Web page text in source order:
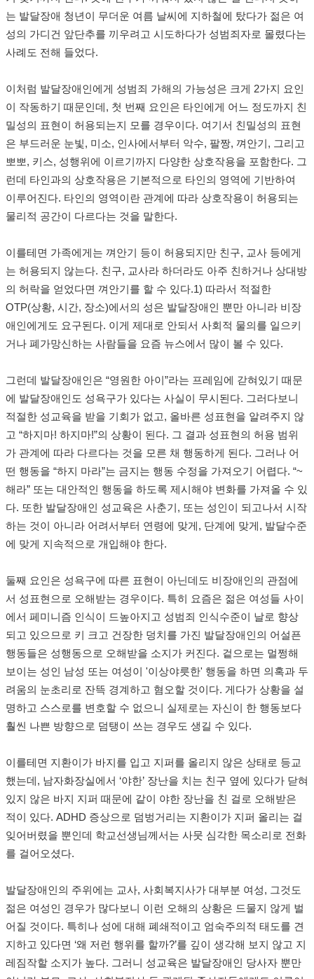
는 발달장애 청년이 무더운 여름 날씨에 지하철에 탔다가 젊은 여
성의 가디건 앞단추를 끼우려고 시도하다가 성범죄자로 몰렸다는
사례도 전해 들었다.
이처럼 발달장애인에게 성범죄 가해의 가능성은 크게 2가지 요인
이 작동하기 때문인데, 첫 번째 요인은 타인에게 어느 정도까지 친
밀성의 표현이 허용되는지 모를 경우이다. 여기서 친밀성의 표현
은 부드러운 눈빛, 미소, 인사에서부터 악수, 팔짱, 껴안기, 그리고
뽀뽀, 키스, 성행위에 이르기까지 다양한 상호작용을 포함한다. 그
런데 타인과의 상호작용은 기본적으로 타인의 영역에 기반하여
이루어진다. 타인의 영역이란 관계에 따라 상호작용이 허용되는
물리적 공간이 다르다는 것을 말한다.
이를테면 가족에게는 껴안기 등이 허용되지만 친구, 교사 등에게
는 허용되지 않는다. 친구, 교사라 하더라도 아주 친하거나 상대방
의 허락을 얻었다면 껴안기를 할 수 있다.1) 따라서 적절한
OTP(상황, 시간, 장소)에서의 성은 발달장애인 뿐만 아니라 비장
애인에게도 요구된다. 이게 제대로 안되서 사회적 물의를 일으키
거나 폐가망신하는 사람들을 요즘 뉴스에서 많이 볼 수 있다.
그런데 발달장애인은 “영원한 아이”라는 프레임에 갇혀있기 때문
에 발달장애인도 성욕구가 있다는 사실이 무시된다. 그러다보니
적절한 성교육을 받을 기회가 없고, 올바른 성표현을 알려주지 않
고 “하지마! 하지마!”의 상황이 된다. 그 결과 성표현의 허용 범위
가 관계에 따라 다르다는 것을 모른 채 행동하게 된다. 그러나 어
떤 행동을 “하지 마라”는 금지는 행동 수정을 가져오기 어렵다. “~
해라” 또는 대안적인 행동을 하도록 제시해야 변화를 가져올 수 있
다. 또한 발달장애인 성교육은 사춘기, 또는 성인이 되고나서 시작
하는 것이 아니라 어려서부터 연령에 맞게, 단계에 맞게, 발달수준
에 맞게 지속적으로 개입해야 한다.
둘째 요인은 성욕구에 따른 표현이 아닌데도 비장애인의 관점에
서 성표현으로 오해받는 경우이다. 특히 요즘은 젊은 여성들 사이
에서 페미니즘 인식이 드높아지고 성범죄 인식수준이 날로 향상
되고 있으므로 키 크고 건장한 덩치를 가진 발달장애인의 어설픈
행동들은 성행동으로 오해받을 소지가 커진다. 겉으로는 멀쩡해
보이는 성인 남성 또는 여성이 '이상야릇한' 행동을 하면 의혹과 두
려움의 눈초리로 잔뜩 경계하고 혐오할 것이다. 게다가 상황을 설
명하고 스스로를 변호할 수 없으니 실제로는 자신이 한 행동보다
훨씬 나쁜 방향으로 덤탱이 쓰는 경우도 생길 수 있다.
이를테면 지환이가 바지를 입고 지퍼를 올리지 않은 상태로 등교
했는데, 남자화장실에서 ‘야한’ 장난을 치는 친구 옆에 있다가 닫혀
있지 않은 바지 지퍼 때문에 같이 야한 장난을 친 걸로 오해받은
적이 있다. ADHD 증상으로 덤벙거리는 지환이가 지퍼 올리는 걸
잊어버렸을 뿐인데 학교선생님께서는 사뭇 심각한 목소리로 전화
를 걸어오셨다.
발달장애인의 주위에는 교사, 사회복지사가 대부분 여성, 그것도
젊은 여성인 경우가 많다보니 이런 오해의 상황은 드물지 않게 벌
어질 것이다. 특히나 성에 대해 폐쇄적이고 엄숙주의적 태도를 견
지하고 있다면 ‘왜 저런 행위를 할까?’를 깊이 생각해 보지 않고 지
레짐작할 소지가 높다. 그러니 성교육은 발달장애인 당사자 뿐만